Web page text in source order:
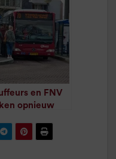
leestijd
en FNV
opnieuw
leestijd